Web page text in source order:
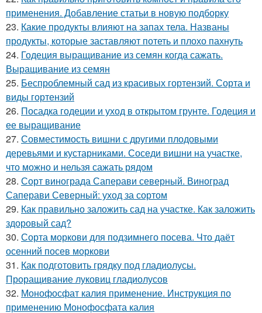
применения. Добавление статьи в новую подборку
23. Какие продукты влияют на запах тела. Названы
продукты, которые заставляют потеть и плохо пахнуть
24. Годеция выращивание из семян когда сажать.
Выращивание из семян
25. Беспроблемный сад из красивых гортензий. Сорта и
виды гортензий
26. Посадка годеции и уход в открытом грунте. Годеция и
ее выращивание
27. Совместимость вишни с другими плодовыми
деревьями и кустарниками. Соседи вишни на участке,
что можно и нельзя сажать рядом
28. Сорт винограда Саперави северный. Виноград
Саперави Северный: уход за сортом
29. Как правильно заложить сад на участке. Как заложить
здоровый сад?
30. Сорта моркови для подзимнего посева. Что даёт
осенний посев моркови
31. Как подготовить грядку под гладиолусы.
Проращивание луковиц гладиолусов
32. Монофосфат калия применение. Инструкция по
применению Монофосфата калия